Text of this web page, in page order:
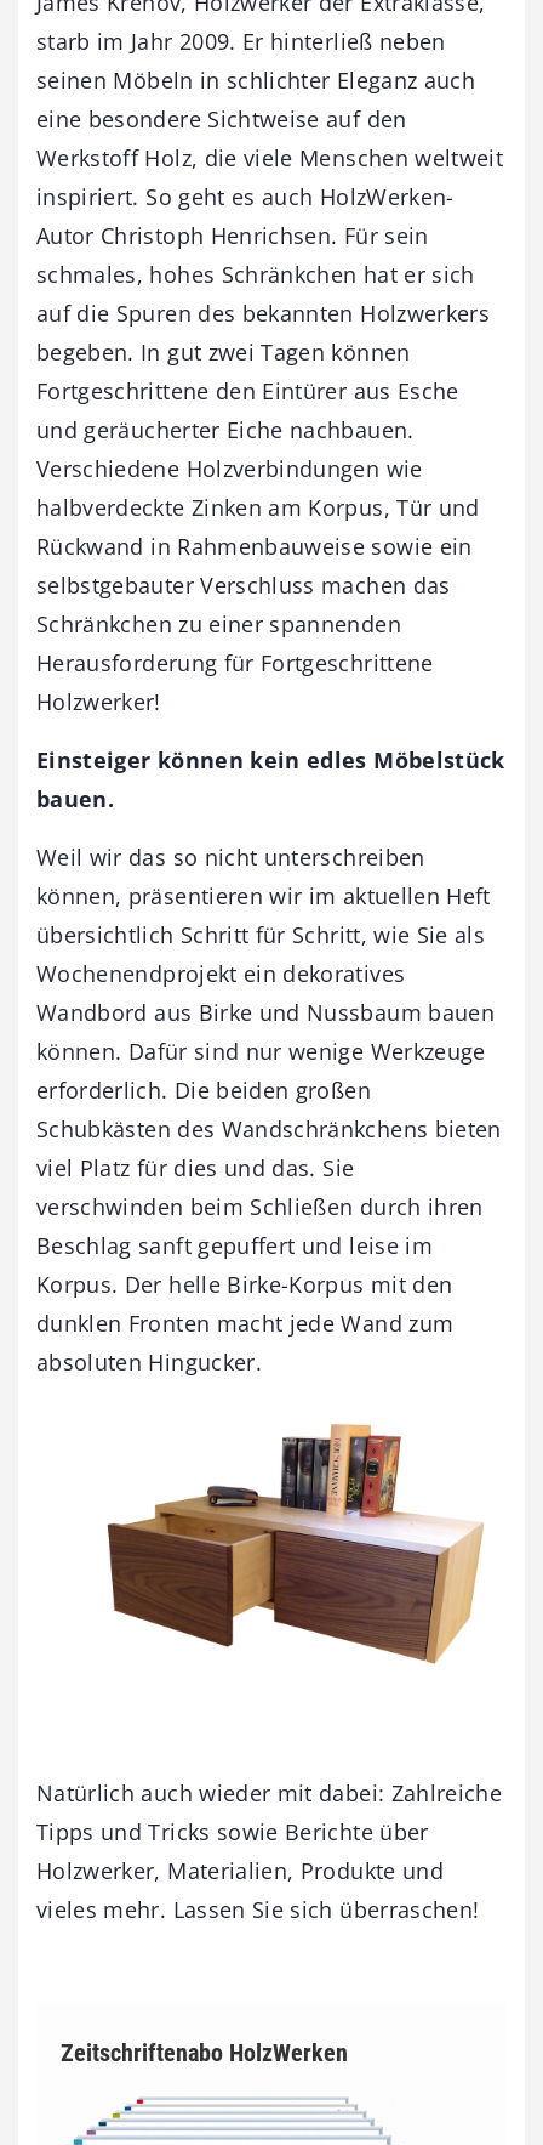
starb im Jahr 2009. Er hinterließ neben
seinen Möbeln in schlichter Eleganz auch
eine besondere Sichtweise auf den
Werkstoff Holz, die viele Menschen weltweit
inspiriert. So geht es auch HolzWerken-
Autor Christoph Henrichsen. Für sein
schmales, hohes Schränkchen hat er sich
auf die Spuren des bekannten Holzwerkers
begeben. In gut zwei Tagen können
Fortgeschrittene den Eintürer aus Esche
und geräucherter Eiche nachbauen.
Verschiedene Holzverbindungen wie
halbverdeckte Zinken am Korpus, Tür und
Rückwand in Rahmenbauweise sowie ein
selbstgebauter Verschluss machen das
Schränkchen zu einer spannenden
Herausforderung für Fortgeschrittene
Holzwerker!
Einsteiger können kein edles Möbelstück
bauen.
Weil wir das so nicht unterschreiben
können, präsentieren wir im aktuellen Heft
übersichtlich Schritt für Schritt, wie Sie als
Wochenendprojekt ein dekoratives
Wandbord aus Birke und Nussbaum bauen
können. Dafür sind nur wenige Werkzeuge
erforderlich. Die beiden großen
Schubkästen des Wandschränkchens bieten
viel Platz für dies und das. Sie
verschwinden beim Schließen durch ihren
Beschlag sanft gepuffert und leise im
Korpus. Der helle Birke-Korpus mit den
dunklen Fronten macht jede Wand zum
absoluten Hingucker.
Natürlich auch wieder mit dabei: Zahlreiche
Tipps und Tricks sowie Berichte über
Holzwerker, Materialien, Produkte und
vieles mehr. Lassen Sie sich überraschen!
Zeitschriftenabo HolzWerken